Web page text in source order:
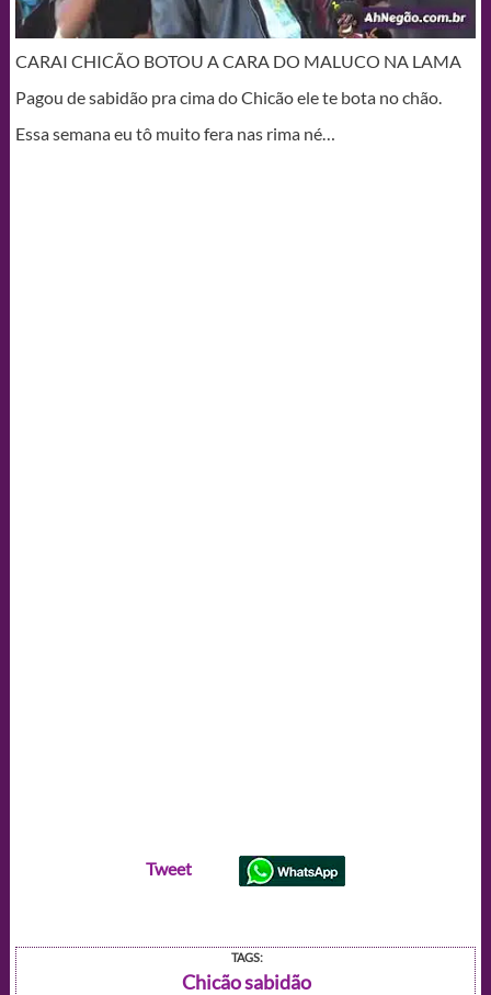
CARAI CHICÃO BOTOU A CARA DO MALUCO NA LAMA
Pagou de sabidão pra cima do Chicão ele te bota no chão.
Essa semana eu tô muito fera nas rima né…
Tweet
TAGS:
Chicão sabidão